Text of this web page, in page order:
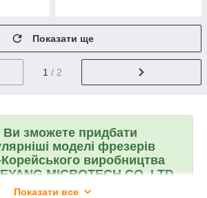
Показати ще
1 / 2
Ви зможете придбати
моделі фрезерів
виробництва
MICROTECH CO.,LTD.
оригінальної продукції
Показати все